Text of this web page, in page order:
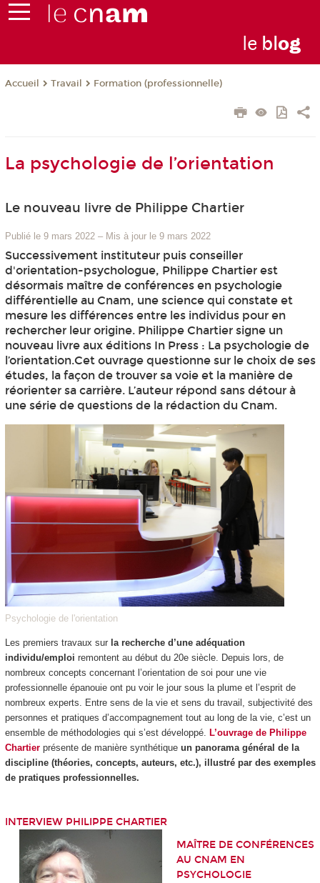
le blog
Accueil Travail Formation (professionnelle)
La psychologie de l’orientation
Le nouveau livre de Philippe Chartier
Publié le 9 mars 2022 – Mis à jour le 9 mars 2022
Successivement instituteur puis conseiller
d'orientation-psychologue, Philippe Chartier est
désormais maître de conférences en psychologie
différentielle au Cnam, une science qui constate et
mesure les différences entre les individus pour en
rechercher leur origine. Philippe Chartier signe un
nouveau livre aux éditions In Press : La psychologie de
l’orientation.Cet ouvrage questionne sur le choix de ses
études, la façon de trouver sa voie et la manière de
réorienter sa carrière. L’auteur répond sans détour à
une série de questions de la rédaction du Cnam.
Psychologie de l'orientation
Les premiers travaux sur la recherche d’une adéquation
individu/emploi remontent au début du 20e siècle. Depuis lors, de
nombreux concepts concernant l’orientation de soi pour une vie
professionnelle épanouie ont pu voir le jour sous la plume et l’esprit de
nombreux experts. Entre sens de la vie et sens du travail, subjectivité des
personnes et pratiques d’accompagnement tout au long de la vie, c’est un
ensemble de méthodologies qui s’est développé. L’ouvrage de Philippe
Chartierprésente de manière synthétique un panorama général de la
discipline (théories, concepts, auteurs, etc.), illustré par des exemples
de pratiques professionnelles.
INTERVIEW PHILIPPE CHARTIER
MAÎTRE DE CONFÉRENCES
AU CNAM EN
PSYCHOLOGIE